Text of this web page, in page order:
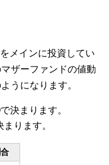
メインに投資してい
ザーファンドの値動
うになります。
決まります。
ります。